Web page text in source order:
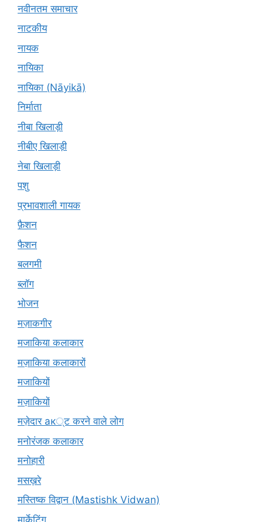
नवीनतम समाचार
नाटकीय
नायक
नायिका
नायिका (Nāyikā)
निर्माता
नीबा खिलाड़ी
नीबीए खिलाड़ी
नेबा खिलाड़ी
पशु
प्रभावशाली गायक
फ़ैशन
फैशन
बलगमी
ब्लॉग
भोजन
मज़ाकगीर
मजाकिया कलाकार
मज़ाकिया कलाकारों
मजाकियों
मज़ाकियों
मज़ेदार ак्ट करने वाले लोग
मनोरंजक कलाकार
मनोहारी
मसख़रे
मस्तिष्क विद्वान (Mastishk Vidwan)
मार्केटिंग